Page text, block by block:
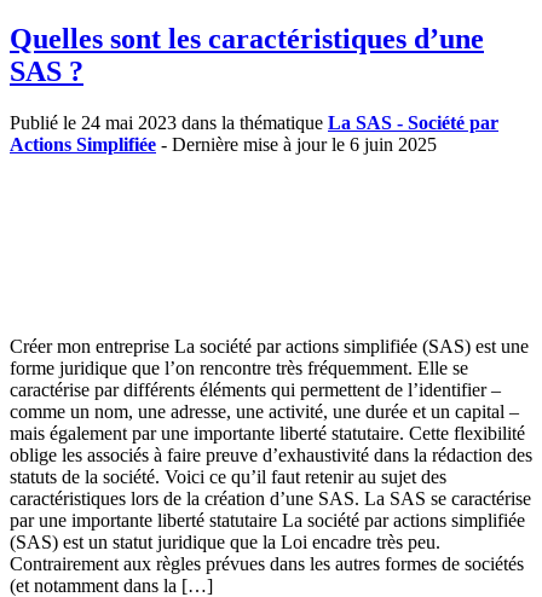
Quelles sont les caractéristiques d’une
SAS ?
Publié le 24 mai 2023 dans la thématique La SAS - Société par
Actions Simplifiée - Dernière mise à jour le 6 juin 2025
Créer mon entreprise La société par actions simplifiée (SAS) est une
forme juridique que l’on rencontre très fréquemment. Elle se
caractérise par différents éléments qui permettent de l’identifier –
comme un nom, une adresse, une activité, une durée et un capital –
mais également par une importante liberté statutaire. Cette flexibilité
oblige les associés à faire preuve d’exhaustivité dans la rédaction des
statuts de la société. Voici ce qu’il faut retenir au sujet des
caractéristiques lors de la création d’une SAS. La SAS se caractérise
par une importante liberté statutaire La société par actions simplifiée
(SAS) est un statut juridique que la Loi encadre très peu.
Contrairement aux règles prévues dans les autres formes de sociétés
(et notamment dans la […]